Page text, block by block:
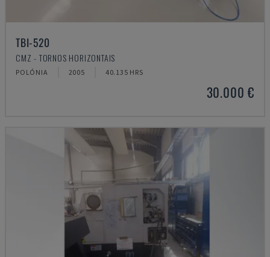
TBI-520
CMZ - TORNOS HORIZONTAIS
POLÓNIA 2005 40.135 HRS
30.000 €